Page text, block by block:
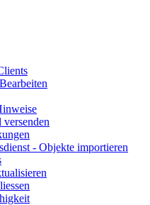
- Objekte importieren